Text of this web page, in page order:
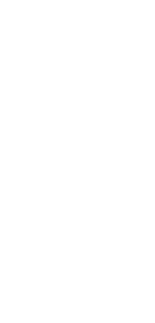
Geschäfte
und Verweilen
- ganz
interessiert oder
oder euch
begeistern könnt.